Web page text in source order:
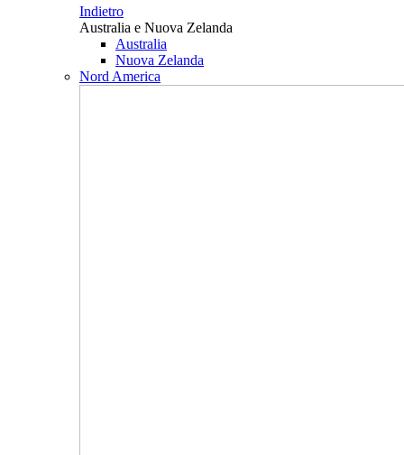
Indietro
Australia e Nuova Zelanda
Australia
Nuova Zelanda
Nord America